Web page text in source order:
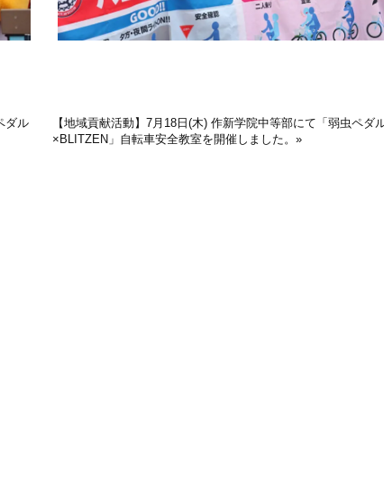
ダル
【地域貢献活動】7月18日(木) 作新学院中等部にて「弱虫ペダ
×BLITZEN」自転車安全教室を開催しました。 »